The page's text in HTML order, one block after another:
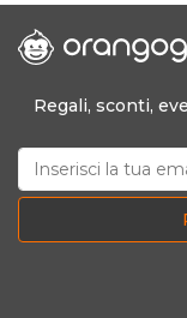
Regali, sconti,